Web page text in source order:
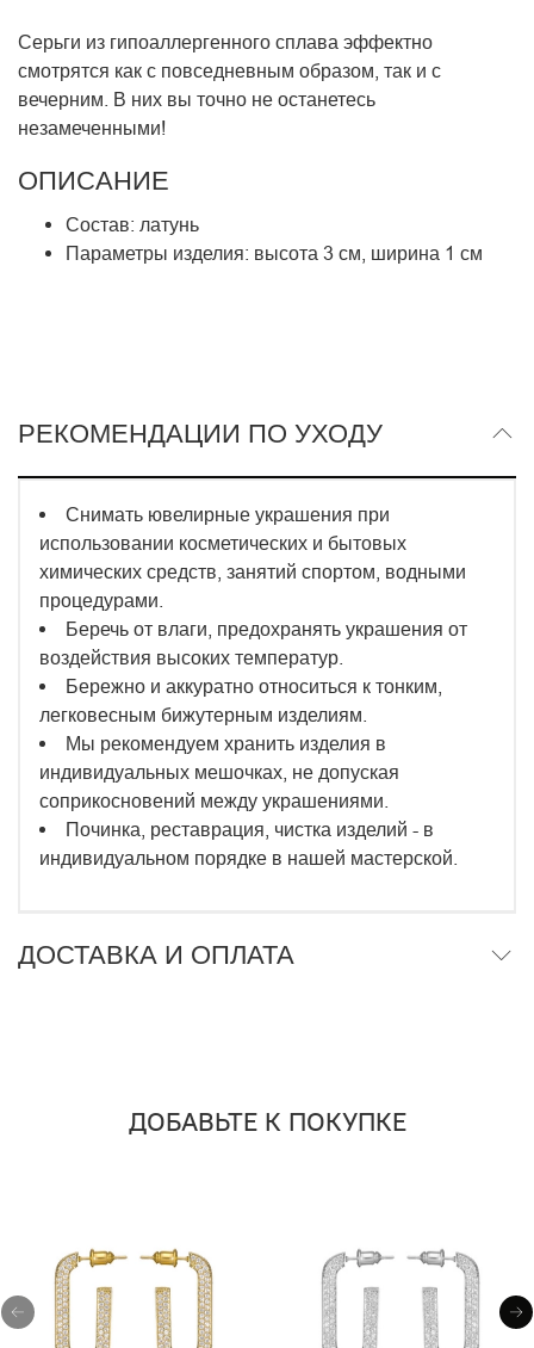
Серьги из гипоаллергенного сплава эффектно
смотрятся как с повседневным образом, так и с
вечерним. В них вы точно не останетесь
незамеченными!
ОПИСАНИЕ
Состав: латунь
Параметры изделия: высота 3 см, ширина 1 см
РЕКОМЕНДАЦИИ ПО УХОДУ
Снимать ювелирные украшения при
использовании косметических и бытовых
химических средств, занятий спортом, водными
процедурами.
Беречь от влаги, предохранять украшения от
воздействия высоких температур.
Бережно и аккуратно относиться к тонким,
легковесным бижутерным изделиям.
Мы рекомендуем хранить изделия в
индивидуальных мешочках, не допуская
соприкосновений между украшениями.
Починка, реставрация, чистка изделий - в
индивидуальном порядке в нашей мастерской.
ДОСТАВКА И ОПЛАТА
ДОБАВЬТЕ К ПОКУПКЕ